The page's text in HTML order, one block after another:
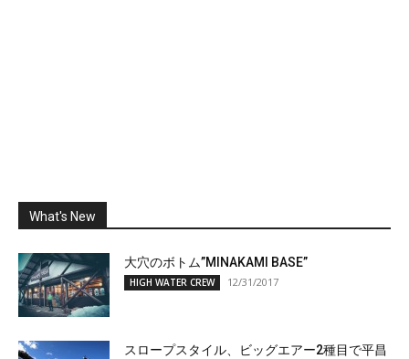
What's New
大穴のボトム”MINAKAMI BASE”
HIGH WATER CREW 12/31/2017
スロープスタイル、ビッグエアー2種目で平昌